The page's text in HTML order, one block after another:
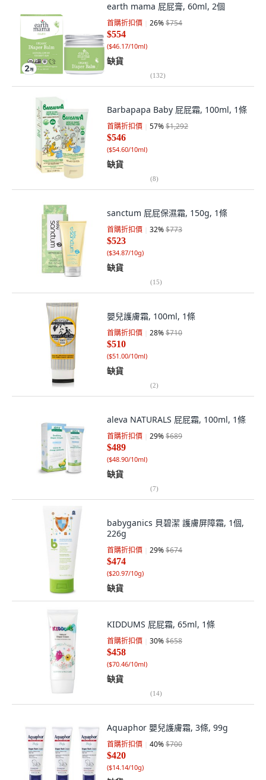
earth mama 屁屁膏, 60ml, 2個
首購折扣價 26%$754
$554
($46.17/10ml)
缺貨
(132)
Barbapapa Baby 屁屁霜, 100ml, 1條
首購折扣價 57%$1,292
$546
($54.60/10ml)
缺貨
(8)
sanctum 屁屁保濕霜, 150g, 1條
首購折扣價 32%$773
$523
($34.87/10g)
缺貨
(15)
嬰兒護膚霜, 100ml, 1條
首購折扣價 28%$710
$510
($51.00/10ml)
缺貨
(2)
aleva NATURALS 屁屁霜, 100ml, 1條
首購折扣價 29%$689
$489
($48.90/10ml)
缺貨
(7)
babyganics 貝碧潔 護膚屏障霜, 1個,
226g
首購折扣價 29%$674
$474
($20.97/10g)
缺貨
KIDDUMS 屁屁霜, 65ml, 1條
首購折扣價 30%$658
$458
($70.46/10ml)
缺貨
(14)
Aquaphor 嬰兒護膚霜, 3條, 99g
首購折扣價 40%$700
$420
($14.14/10g)